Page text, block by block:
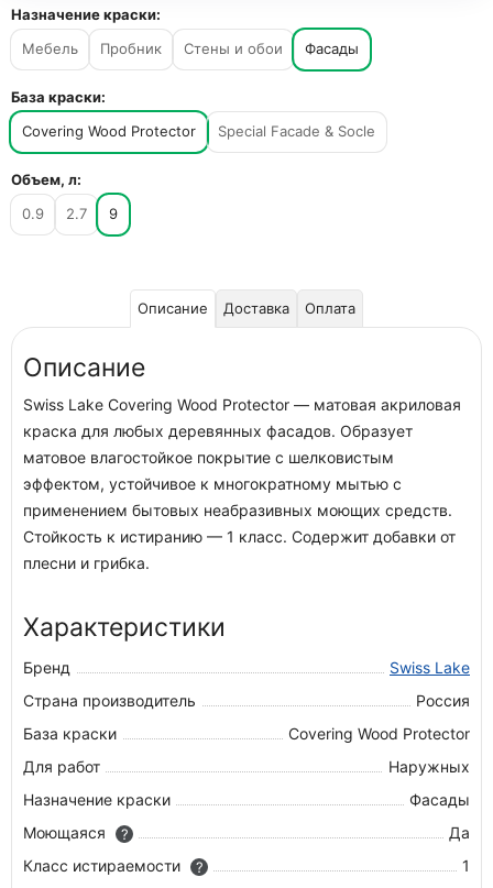
Назначение краски:
Мебель
Пробник Стены и обои Фасады
База краски:
Covering Wood Protector
Special Facade & Socle
Объем, л:
0.9
2.7 9
Описание Доставка Оплата
Описание
Swiss Lake Covering Wood Protector — матовая акриловая
краска для любых деревянных фасадов. Образует
матовое влагостойкое покрытие с шелковистым
эффектом, устойчивое к многократному мытью с
применением бытовых неабразивных моющих средств.
Стойкость к истиранию — 1 класс. Содержит добавки от
плесни и грибка.
Характеристики
Бренд
Swiss Lake
Страна производитель
Россия
База краски
Covering Wood Protector
Для работ
Наружных
Назначение краски
Фасады
Моющаяся
?
Да
Класс истираемости
?
1